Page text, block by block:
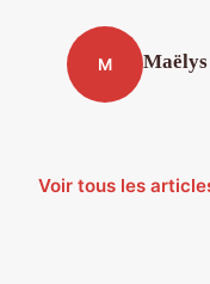
M Maëlys
Voir tous les